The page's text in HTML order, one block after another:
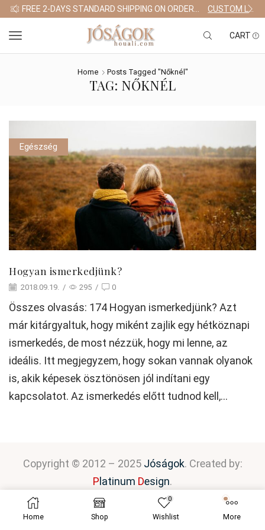
CUSTOM LINK
CART
Home Posts Tagged "nőknél"
TAG: NŐKNÉL
Egészség
Hogyan ismerkedjünk?
2018.09.19. / 295 / 0
Összes olvasás: 174 Hogyan ismerkedjünk? Azt
már kitárgyaltuk, hogy miként zajlik egy hétköznapi
ismerkedés, de most nézzük, hogy mi lenne, az
ideális. Itt megjegyzem, hogy sokan vannak olyanok
is, akik képesek ösztönösen jól indítani egy
kapcsolatot. Az ismerkedés előtt tudnod kell,...
Copyright © 2012 – 2025 Jóságok. Created by:
Platinum Design.
Home Shop
0
Wishlist More